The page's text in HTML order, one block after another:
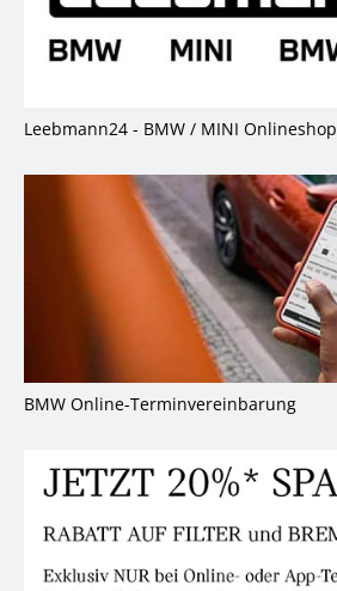
Leebmann24 - BMW / MINI Onlineshop
BMW Online-Terminvereinbarung